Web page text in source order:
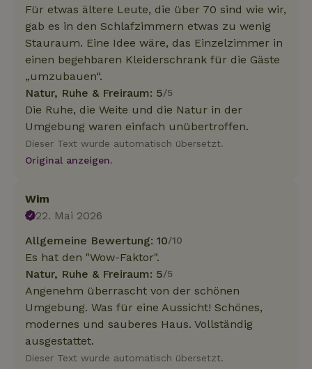
Für etwas ältere Leute, die über 70 sind wie wir,
gab es in den Schlafzimmern etwas zu wenig
Stauraum. Eine Idee wäre, das Einzelzimmer in
einen begehbaren Kleiderschrank für die Gäste
„umzubauen“.
Natur, Ruhe & Freiraum: 5/5
Die Ruhe, die Weite und die Natur in der
Umgebung waren einfach unübertroffen.
Dieser Text wurde automatisch übersetzt.
Original anzeigen.
Wim
22. Mai 2026
Allgemeine Bewertung: 10/10
Es hat den "Wow-Faktor".
Natur, Ruhe & Freiraum: 5/5
Angenehm überrascht von der schönen
Umgebung. Was für eine Aussicht! Schönes,
modernes und sauberes Haus. Vollständig
ausgestattet.
Dieser Text wurde automatisch übersetzt.